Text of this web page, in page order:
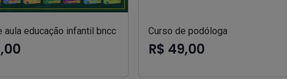
aula educação infantil bncc Curso de podóloga
R$ 49,00